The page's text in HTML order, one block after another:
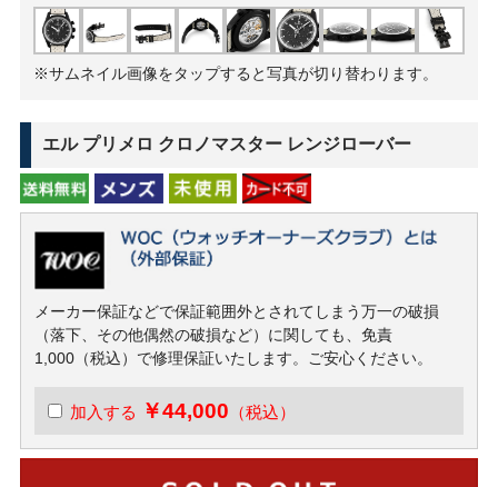
※サムネイル画像をタップすると写真が切り替わります。
エル プリメロ クロノマスター レンジローバー
メーカー保証などで保証範囲外とされてしまう万一の破損
（落下、その他偶然の破損など）に関しても、免責
1,000（税込）で修理保証いたします。ご安心ください。
加入する ￥44,000 （税込）